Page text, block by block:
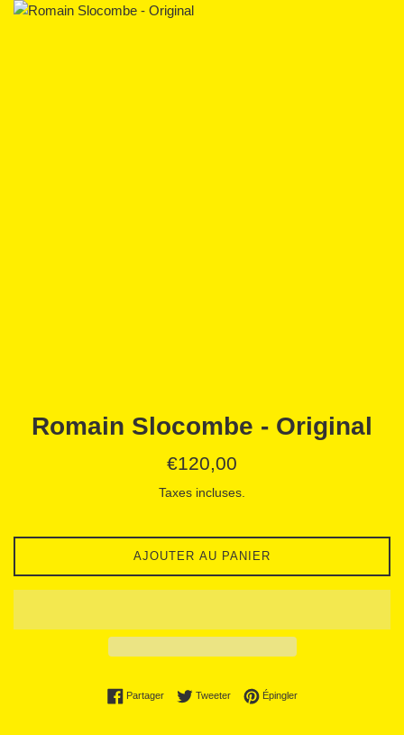
Romain Slocombe - Original
Prix
€120,00
Taxes incluses.
AJOUTER AU PANIER
PartagerPartager sur Facebook
TweeterTweeter sur Twitter
ÉpinglerÉpingler sur Pinterest